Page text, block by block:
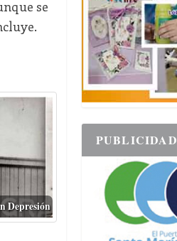
se
Depresión
PUBLICIDAD